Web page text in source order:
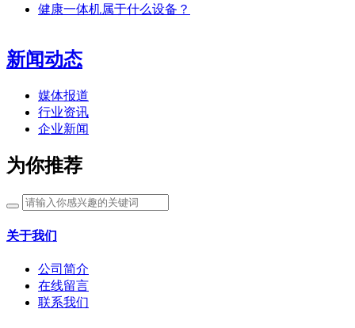
健康一体机属于什么设备？
新闻动态
媒体报道
行业资讯
企业新闻
为你推荐
关于我们
公司简介
在线留言
联系我们